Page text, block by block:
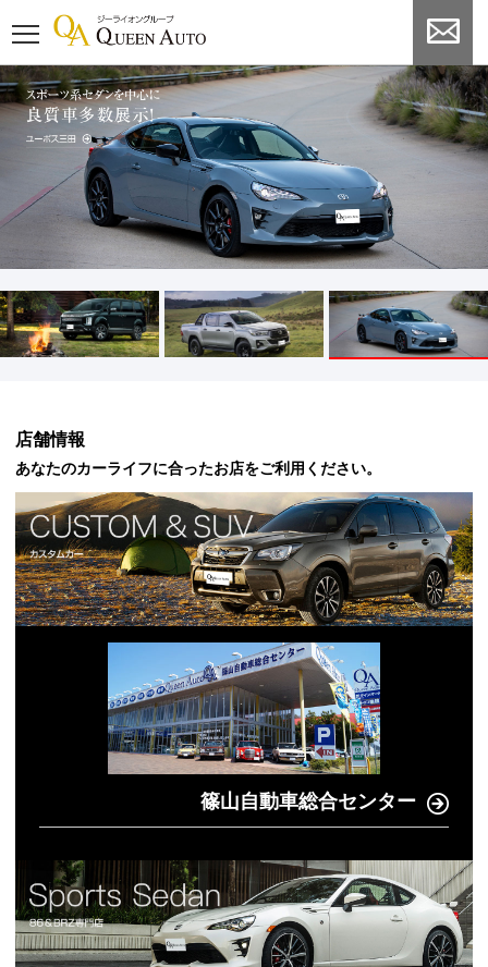
店舗情報
あなたのカーライフに合ったお店をご利用ください。
篠山自動車総合センター